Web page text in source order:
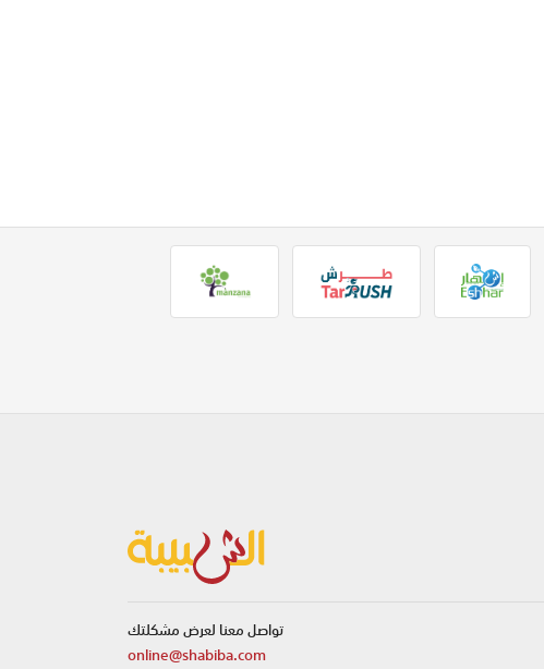
تواصل معنا لعرض مشكلتك
online@shabiba.com